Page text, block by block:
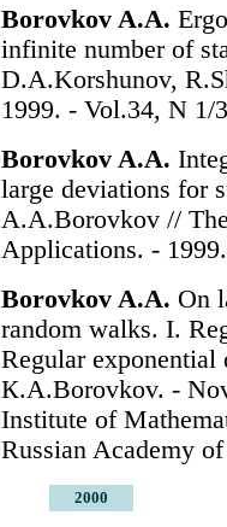
Borovkov A.A.
infinite number of
D.A.Korshunov,
1999. - Vol.34, N 1/
Borovkov A.A.
large deviations for
A.A.Borovkov //
Applications. -
Borovkov A.A. On
random walks. I.
Regular
К.A.Borovkov. -
Institute of
Russian Academy
2000